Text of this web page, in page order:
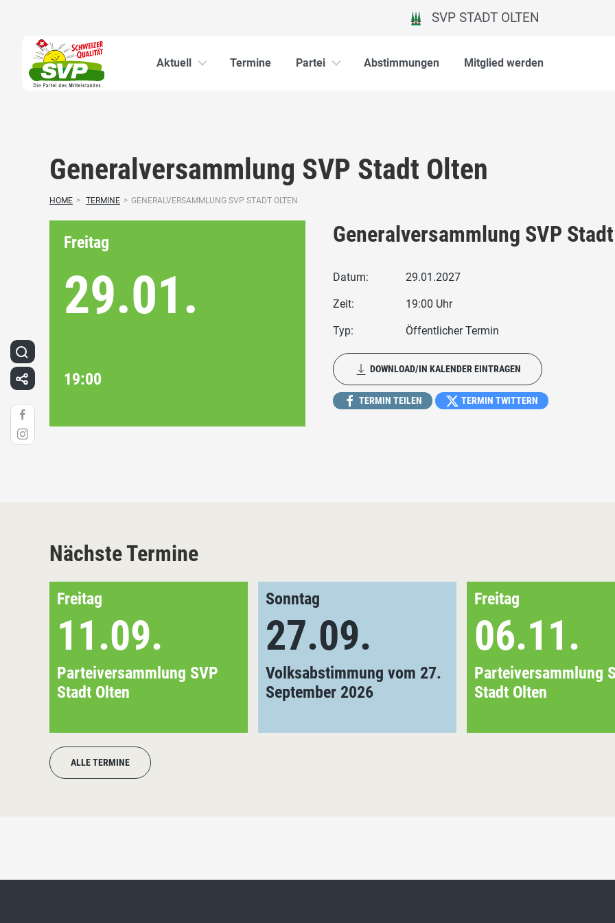
SVP STADT OLTEN
Aktuell Termine Partei Abstimmungen Mitglied werden
Generalversammlung SVP Stadt Olten
HOME > TERMINE > GENERALVERSAMMLUNG SVP STADT OLTEN
Freitag
29.01.
19:00
Generalversammlung SVP
Datum: 29.01.2027
Zeit: 19:00 Uhr
Typ: Öffentlicher Termin
DOWNLOAD/IN KALENDER EINTRAGEN
TERMIN TEILEN TERMIN TWITTERN
Nächste Termine
Freitag
11.09.
Parteiversammlung SVP
Stadt Olten
Sonntag
27.09.
Volksabstimmung vom 27.
September 2026
Freitag
06.11.
Parteiversammlung
Stadt Olten
ALLE TERMINE